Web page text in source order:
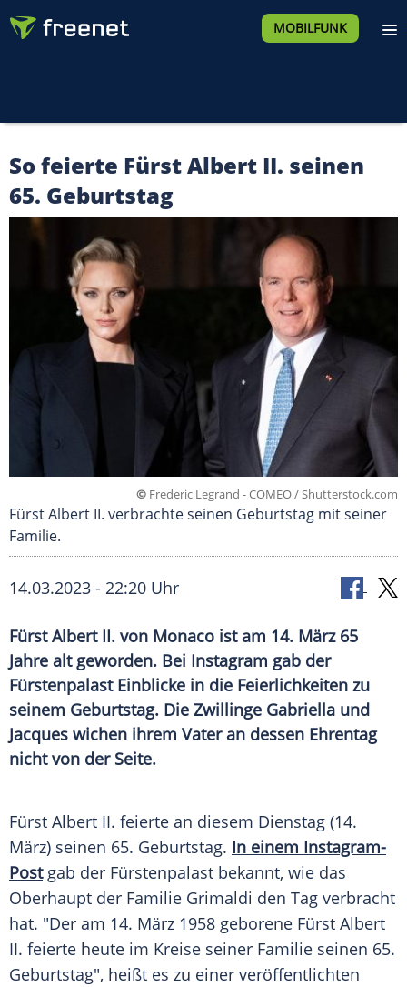
MOBILFUNK
So feierte Fürst Albert II. seinen
65. Geburtstag
© Frederic Legrand - COMEO / Shutterstock.com
Fürst Albert II. verbrachte seinen Geburtstag mit seiner
Familie.
14.03.2023 - 22:20 Uhr
Fürst Albert II. von Monaco ist am 14. März 65
Jahre alt geworden. Bei Instagram gab der
Fürstenpalast Einblicke in die Feierlichkeiten zu
seinem Geburtstag. Die Zwillinge Gabriella und
Jacques wichen ihrem Vater an dessen Ehrentag
nicht von der Seite.
Fürst Albert II. feierte an diesem Dienstag (14.
März) seinen 65. Geburtstag. In einem Instagram-
Postgab der Fürstenpalast bekannt, wie das
Oberhaupt der Familie Grimaldi den Tag verbracht
hat. "Der am 14. März 1958 geborene Fürst Albert
II. feierte heute im Kreise seiner Familie seinen 65.
Geburtstag", heißt es zu einer veröffentlichten